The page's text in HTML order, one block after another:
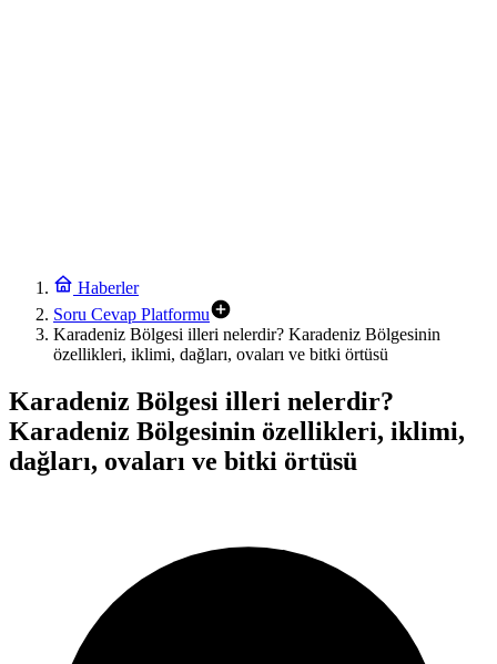
Haberler
Soru Cevap Platformu
Karadeniz Bölgesi illeri nelerdir? Karadeniz Bölgesinin
özellikleri, iklimi, dağları, ovaları ve bitki örtüsü
Karadeniz Bölgesi illeri nelerdir?
Karadeniz Bölgesinin özellikleri, iklimi,
dağları, ovaları ve bitki örtüsü